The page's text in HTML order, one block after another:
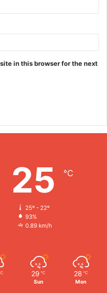
in this browser for the next
25 ℃
25º - 22º
93%
0.89 km/h
29 ℃
Sun
28 ℃
Mon